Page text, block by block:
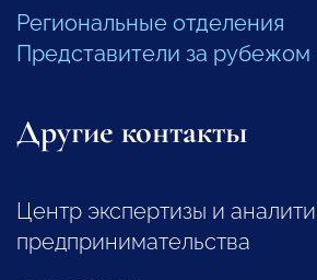
Региональные отделения
Представители за рубежом
Другие контакты
Центр экспертизы и
предпринимательства